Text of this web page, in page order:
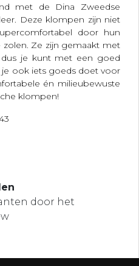
met de Dina Zweedse
Deze klompen zijn niet
door hun
Ze zijn gemaakt met
je kunt met een goed
ook iets goeds doet voor
én milieubewuste
klompen!
door het